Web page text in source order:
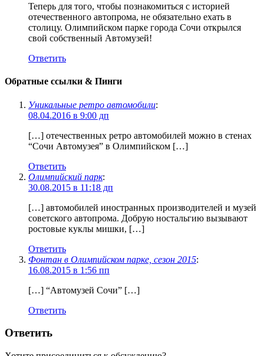
Теперь для того, чтобы познакомиться с историей
отечественного автопрома, не обязательно ехать в
столицу. Олимпийском парке города Сочи открылся
свой собственный Автомузей!
Ответить
Обратные ссылки & Пинги
Уникальные ретро автомобили:
08.04.2016 в 9:00 дп
[…] отечественных ретро автомобилей можно в стенах
“Сочи Автомузея” в Олимпийском […]
Ответить
Олимпийский парк:
30.08.2015 в 11:18 дп
[…] автомобилей иностранных производителей и музей
советского автопрома. Добрую ностальгию вызывают
ростовые куклы мишки, […]
Ответить
Фонтан в Олимпийском парке, сезон 2015:
16.08.2015 в 1:56 пп
[…] “Автомузей Сочи” […]
Ответить
Ответить